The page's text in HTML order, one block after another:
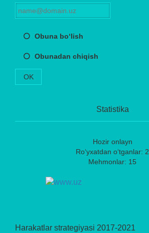
Obuna bo‘lish
Obunadan chiqish
OK
Statistika
Hozir onlayn
Ro‘yxatdan o‘tganlar: 2
Mehmonlar: 15
Harakatlar strategiyasi 2017-2021